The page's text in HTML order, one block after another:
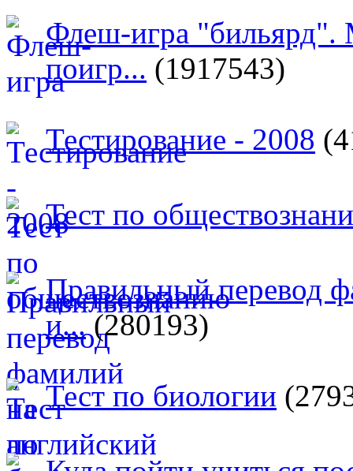
Флеш-игра "бильярд".
поигр... (1917543)
Тестирование - 2008
Тест по
Правильный перевод
и...(280193)
Тест по биологии